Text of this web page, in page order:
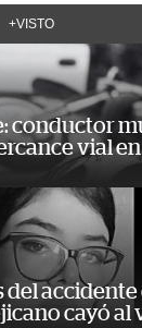
+VISTO
conductor
vial
del
cayó al